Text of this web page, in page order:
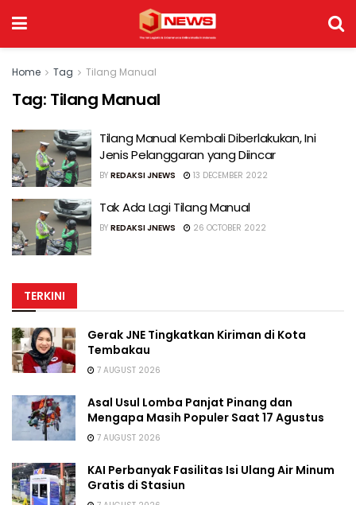
Home Tag Tilang Manual
Tag: Tilang Manual
Tilang Manual Kembali Diberlakukan, Ini
Jenis Pelanggaran yang Diincar
BY REDAKSI JNEWS 13 DECEMBER 2022
Tak Ada Lagi Tilang Manual
BY REDAKSI JNEWS 26 OCTOBER 2022
TERKINI
Gerak JNE Tingkatkan Kiriman di Kota
Tembakau
7 AUGUST 2026
Asal Usul Lomba Panjat Pinang dan
Mengapa Masih Populer Saat 17 Agustus
7 AUGUST 2026
KAI Perbanyak Fasilitas Isi Ulang Air Minum
Gratis di Stasiun